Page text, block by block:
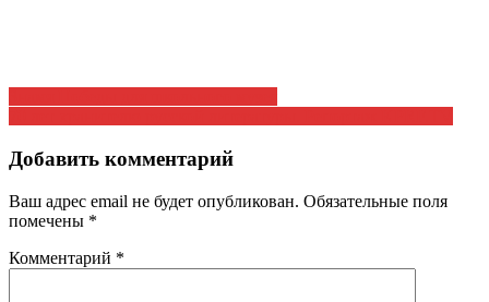
Навигация
по
записям
Добавить комментарий
Ваш адрес email не будет опубликован. Обязательные поля
помечены *
Комментарий *